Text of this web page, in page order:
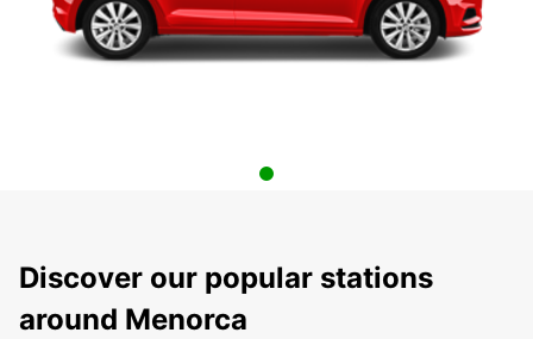
Discover our popular stations
around Menorca